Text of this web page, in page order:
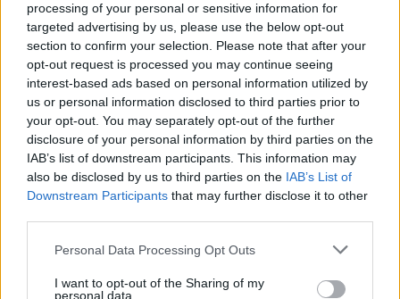
processing of your personal or sensitive information for
targeted advertising by us, please use the below opt-out
section to confirm your selection. Please note that after your
opt-out request is processed you may continue seeing
interest-based ads based on personal information utilized by
us or personal information disclosed to third parties prior to
your opt-out. You may separately opt-out of the further
disclosure of your personal information by third parties on the
IAB’s list of downstream participants. This information may
also be disclosed by us to third parties on the IAB’s List of
Downstream Participants that may further disclose it to other
Please note that this website/app uses one or more Google
not limited to your visit or usage behaviour. You may click to
Personal Data Processing Opt Outs
I want to opt-out of the Sharing of my
personal data.
Sigue leyendo